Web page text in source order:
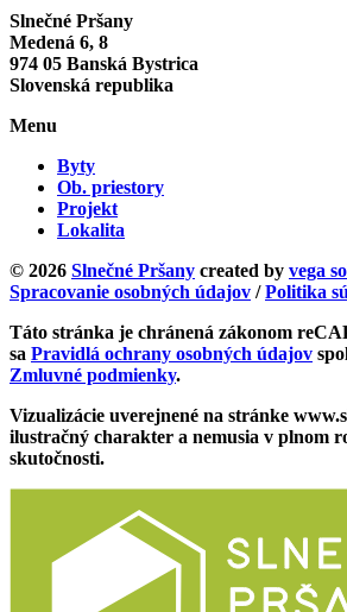
Slnečné Pršany
Medená 6, 8
974 05 Banská Bystrica
Slovenská republika
Menu
Byty
Ob. priestory
Projekt
Lokalita
© 2026 Slnečné Pršany created by vega
Spracovanie osobných údajov /Politika
Táto stránka je chránená zákonom
sa Pravidlá ochrany osobných údajov
Zmluvné podmienky.
Vizualizácie uverejnené na stránke
ilustračný charakter a nemusia v plnom
skutočnosti.